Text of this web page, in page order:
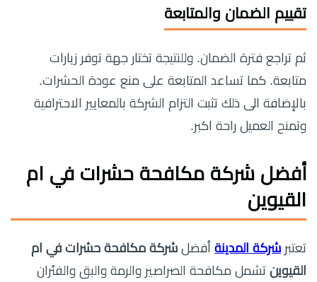
تقييم الضمان والمتابعة
ثم تراجع فترة الضمان. وللنتيجة تختار جهة توفر زيارات
متابعة. كما تساعد المتابعة على منع عودة الحشرات.
بالإضافة الى ذلك تثبت التزام الشركة بالمعايير الاحترافية
وتمنح العميل راحة اكبر.
أفضل شركة مكافحة حشرات في ام
القيوين
تعتبر شركة المدينة أفضل شركة مكافحة حشرات في ام
القيوين تشمل مكافحة الصراصير والرمة والبق والفئران